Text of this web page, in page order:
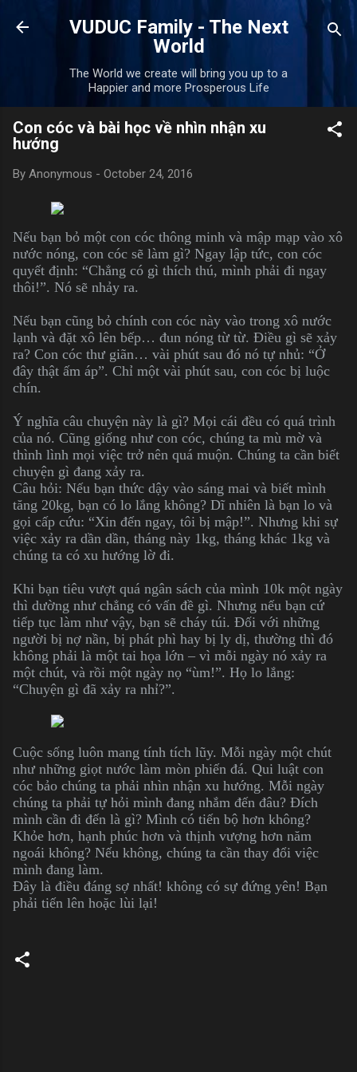
Skip to main content
VUDUC Family - The Next
World
The World we create will bring you up to a
Happier and more Prosperous Life
Con cóc và bài học về nhìn nhận xu
hướng
By Anonymous - October 24, 2016
Nếu bạn bỏ một con cóc thông minh và mập mạp vào xô
nước nóng, con cóc sẽ làm gì? Ngay lập tức, con cóc
quyết định: “Chẳng có gì thích thú, mình phải đi ngay
thôi!”. Nó sẽ nhảy ra.
Nếu bạn cũng bỏ chính con cóc này vào trong xô nước
lạnh và đặt xô lên bếp… đun nóng từ từ. Điều gì sẽ xảy
ra? Con cóc thư giãn… vài phút sau đó nó tự nhủ: “Ở
đây thật ấm áp”. Chỉ một vài phút sau, con cóc bị luộc
chín.
Ý nghĩa câu chuyện này là gì? Mọi cái đều có quá trình
của nó. Cũng giống như con cóc, chúng ta mù mờ và
thình lình mọi việc trở nên quá muộn. Chúng ta cần biết
chuyện gì đang xảy ra.
Câu hỏi: Nếu bạn thức dậy vào sáng mai và biết mình
tăng 20kg, bạn có lo lắng không? Dĩ nhiên là bạn lo và
gọi cấp cứu: “Xin đến ngay, tôi bị mập!”. Nhưng khi sự
việc xảy ra dần dần, tháng này 1kg, tháng khác 1kg và
chúng ta có xu hướng lờ đi.
Khi bạn tiêu vượt quá ngân sách của mình 10k một ngày
thì dường như chẳng có vấn đề gì. Nhưng nếu bạn cứ
tiếp tục làm như vậy, bạn sẽ cháy túi. Đối với những
người bị nợ nần, bị phát phì hay bị ly dị, thường thì đó
không phải là một tai họa lớn – vì mỗi ngày nó xảy ra
một chút, và rồi một ngày nọ “ùm!”. Họ lo lắng:
“Chuyện gì đã xảy ra nhỉ?”.
Cuộc sống luôn mang tính tích lũy. Mỗi ngày một chút
như những giọt nước làm mòn phiến đá. Qui luật con
cóc bảo chúng ta phải nhìn nhận xu hướng. Mỗi ngày
chúng ta phải tự hỏi mình đang nhắm đến đâu? Đích
mình cần đi đến là gì? Mình có tiến bộ hơn không?
Khỏe hơn, hạnh phúc hơn và thịnh vượng hơn năm
ngoái không? Nếu không, chúng ta cần thay đổi việc
mình đang làm.
Đây là điều đáng sợ nhất! không có sự đứng yên! Bạn
phải tiến lên hoặc lùi lại!